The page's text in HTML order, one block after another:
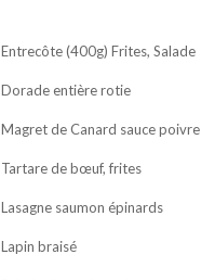
Entrecôte (400g) Frites, Salade
Dorade entière rotie
Magret de Canard sauce poivre
Tartare de bœuf, frites
Lasagne saumon épinards
Lapin braisé